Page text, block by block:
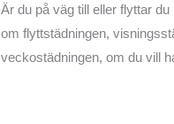
Är du på väg till eller flyttar
om flyttstädningen,
veckostädningen, om du vill